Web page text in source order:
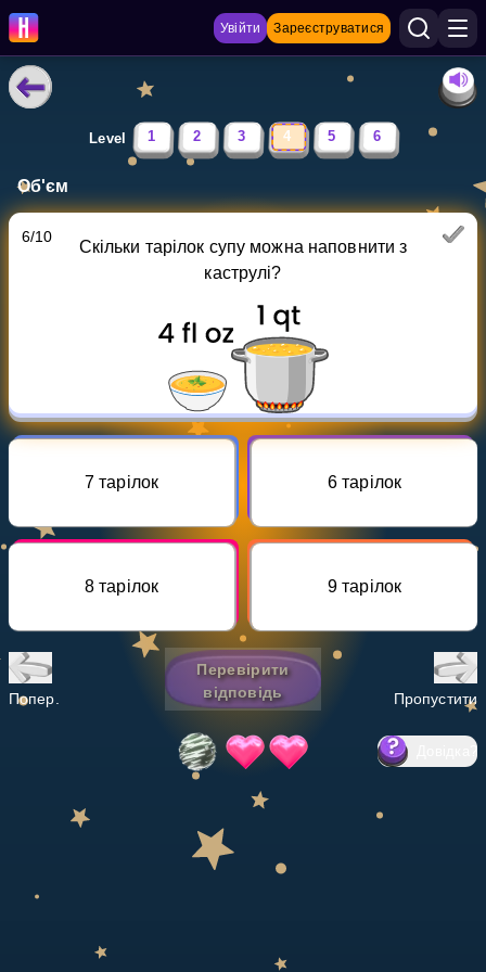
Увійти Зареєструватися
НАВЧАЛЬНІ МАТЕРІАЛИ
Curriculum
Multiplication Master
Джуніор-матем
Показати більше
НАВЧАЛЬНИЙ ПЛАН
Level 1 2 3 4 5 6
Об'єм
6/10
Скільки тарілок супу можна наповнити з
каструлі?
7 тарілок 6 тарілок
8 тарілок 9 тарілок
Попер.
Перевірити
відповідь
Пропустити
?